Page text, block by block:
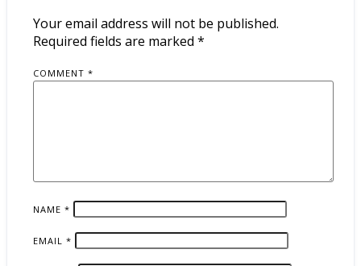
Your email address will not be published.
Required fields are marked *
COMMENT *
NAME *
EMAIL *